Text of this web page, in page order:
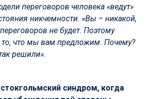
переговоров человека «ведут»
никчемности. «Вы – никакой,
не будет. Поэтому
то, что мы вам предложим. Почему?
решили».
синдром, когда